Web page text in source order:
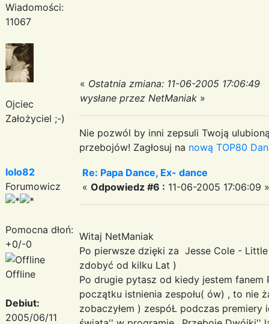
Wiadomości:
11067
Ojciec
Założyciel ;-)
« Ostatnia zmiana: 11-06-2005 17:06:49
wysłane przez NetManiak »
Nie pozwól by inni zepsuli Twoją
przebojów! Zagłosuj na nową TOP80
lolo82
Forumowicz
Pomocna dłoń:
+0/-0
Offline
Debiut:
2005/06/11
Re: Papa Dance, Ex- dance
« Odpowiedz #6 : 11-06-2005 17:06:09 »
Witaj NetManiak
Po pierwsze dzięki za Jesse Cole -
zdobyć od kilku Lat )
Po drugie pytasz od kiedy jestem fanem
początku istnienia zespołu( ów) , to nie
zobaczyłem ) zespóŁ podczas